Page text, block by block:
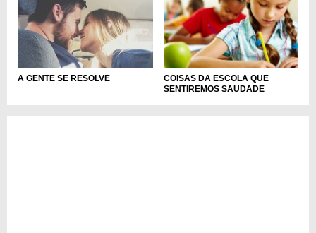
A GENTE SE RESOLVE
COISAS DA ESCOLA QUE
SENTIREMOS SAUDADE